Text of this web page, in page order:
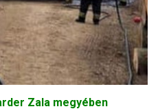
Zala megyében